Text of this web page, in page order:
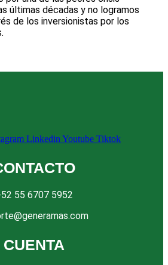
últimas décadas y no logramos
de los inversionistas por los
LinkedinYoutube Tiktok
55 6707 5952
CUENTA